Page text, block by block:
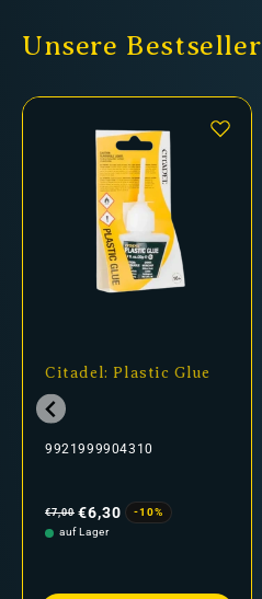
Unsere Bestseller
Citadel: Plastic Glue
9921999904310
Preis
€7,00 €6,30
-10%
auf Lager